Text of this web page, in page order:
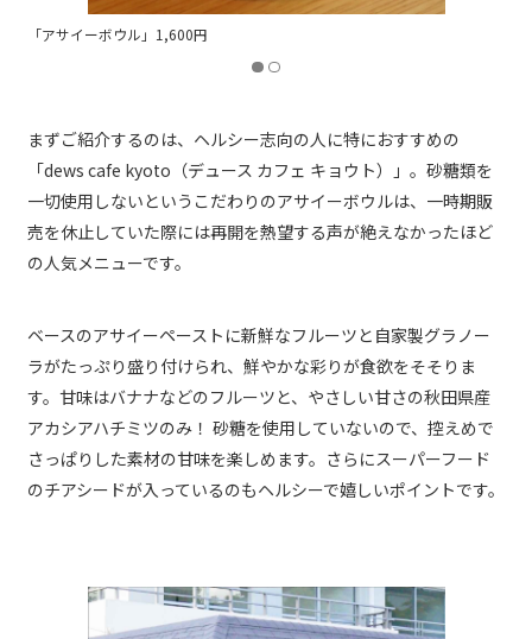
まずご紹介するのは、ヘルシー志向の人に特におすすめの
「dews cafe kyoto（デュース カフェ キョウト）」。砂糖類を
一切使用しないというこだわりのアサイーボウルは、一時期販
売を休止していた際には再開を熱望する声が絶えなかったほど
の人気メニューです。
ベースのアサイーペーストに新鮮なフルーツと自家製グラノー
ラがたっぷり盛り付けられ、鮮やかな彩りが食欲をそそりま
す。甘味はバナナなどのフルーツと、やさしい甘さの秋田県産
アカシアハチミツのみ！ 砂糖を使用していないので、控えめで
さっぱりした素材の甘味を楽しめます。さらにスーパーフード
のチアシードが入っているのもヘルシーで嬉しいポイントです。